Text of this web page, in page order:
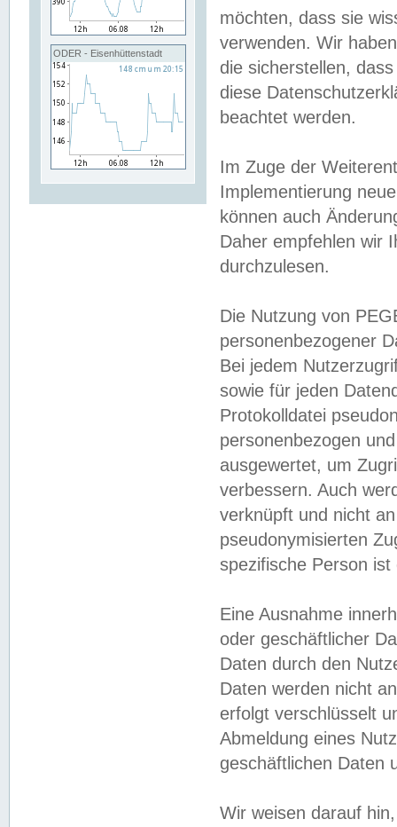
ODER - Eisenhüttenstadt
möchten, dass sie
verwenden. Wir
die sicherstellen,
diese
beachtet werden.
Im Zuge der
Implementierung
können auch
Daher empfehlen wir
durchzulesen.
Die Nutzung von
personenbezogener
Bei jedem
sowie für jeden
Protokolldatei
personenbezogen
ausgewertet, um
verbessern. Auch
verknüpft und nicht
pseudonymisierten
spezifische Person
Eine Ausnahme
oder geschäftlicher
Daten durch den
Daten werden nicht
erfolgt verschlüsselt
Abmeldung eines
geschäftlichen Daten
Wir weisen darauf